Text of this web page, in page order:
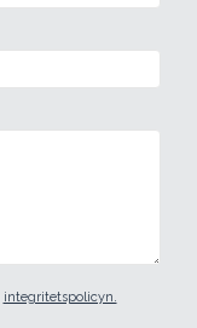
integritetspolicyn.